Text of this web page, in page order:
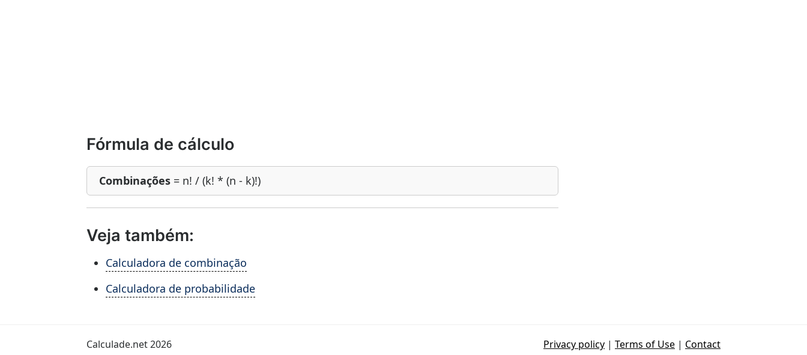
Fórmula de cálculo
Combinações = n! / (k! * (n - k)!)
Veja também:
Calculadora de combinação
Calculadora de probabilidade
Calculade.net 2026 Privacy policy | Terms of Use | Contact